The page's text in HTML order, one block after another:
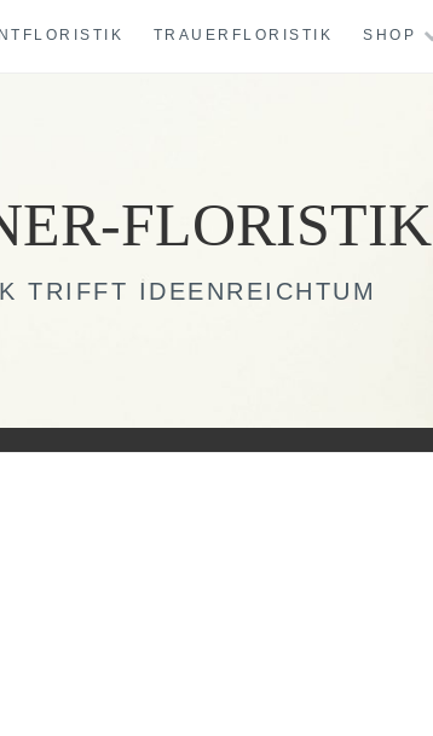
TRAUERFLORISTIK SHOP
FLORISTIK
TRIFFT IDEENREICHTUM